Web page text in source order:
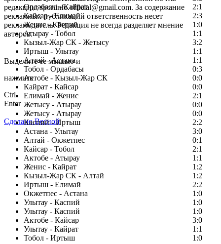
Ордабасы - Кайрат
2:1
Кайсар - Елимай
2:3
Женис - Каспий
1:0
Атырау - Тобол
1:1
Кызыл-Жар СК - Жетысу
3:2
Иртыш - Улытау
1:1
Алтай - Астана
1:1
Тобол - Ордабасы
0:3
Актобе - Кызыл-Жар СК
0:0
Кайрат - Кайсар
0:0
Елимай - Женис
2:1
Жетысу - Атырау
0:0
Жетысу - Атырау
0:0
Каспий - Иртыш
2:2
Астана - Улытау
3:0
Алтай - Окжетпес
0:1
Кайсар - Тобол
2:1
Актобе - Атырау
1:1
Женис - Кайрат
1:2
Кызыл-Жар СК - Алтай
1:2
Иртыш - Елимай
2:2
Окжетпес - Астана
1:0
Улытау - Каспий
1:0
Улытау - Каспий
1:0
Актобе - Кайсар
3:0
Улытау - Кайрат
1:1
Тобол - Иртыш
1:0
редакции: sportinfo.official@gmail.com. За содержание
рекламных публикаций ответственность несет
рекламодатель. Редакция не всегда разделяет мнение
авторов.
Заметили ошибку в тексте?
Выделите ее мышью и
нажмите
Ctrl
Enter
Сделано Весной